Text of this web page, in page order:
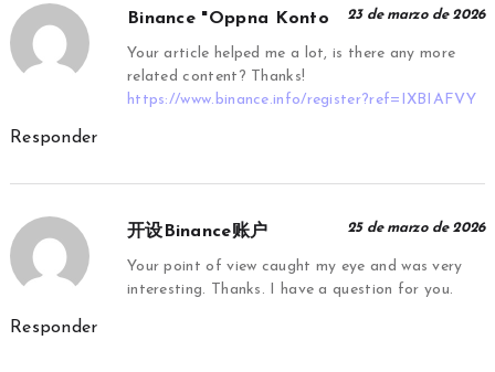
Binance "oppna Konto 23 de marzo de 2026
Your article helped me a lot, is there any more
related content? Thanks!
https://www.binance.info/register?ref=IXBIAFVY
Responder
开设Binance账户 25 de marzo de 2026
Your point of view caught my eye and was very
interesting. Thanks. I have a question for you.
Responder